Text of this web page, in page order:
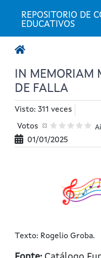
REPOSITORIO DE CONTIDOS
EDUCATIVOS
IN MEMORIAM
DE FALLA
Visto: 311 veces
Votos
01/01/2025
Texto: Rogelio Groba.